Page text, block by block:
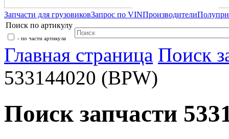
Запчасти для грузовиковЗапрос по VINПроизводители
Поиск по артикулу
- по части артикула
Главная страница Поиск
533144020 (BPW)
Поиск запчасти